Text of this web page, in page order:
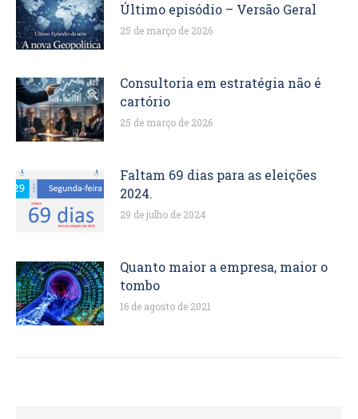
Último episódio – Versão Geral
25 de março de 2026
Consultoria em estratégia não é
cartório
25 de março de 2026
Faltam 69 dias para as eleições
2024.
29 de julho de 2024
Quanto maior a empresa, maior o
tombo
16 de agosto de 2021